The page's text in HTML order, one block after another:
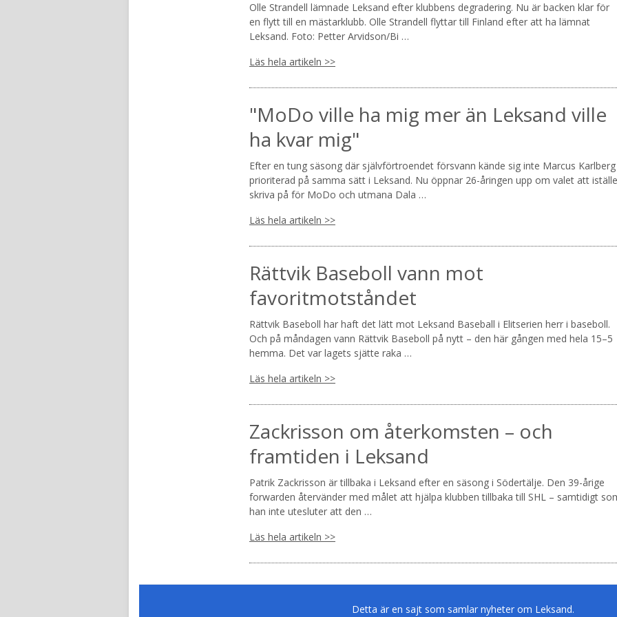
Olle Strandell lämnade Leksand efter klubbens degradering. Nu är backen klar för
en flytt till en mästarklubb. Olle Strandell flyttar till Finland efter att ha lämnat
Leksand. Foto: Petter Arvidson/Bi …
Läs hela artikeln >>
"MoDo ville ha mig mer än Leksand ville
ha kvar mig"
Efter en tung säsong där självförtroendet försvann kände sig inte Marcus Karlberg
prioriterad på samma sätt i Leksand. Nu öppnar 26-åringen upp om valet att
skriva på för MoDo och utmana Dala …
Läs hela artikeln >>
Rättvik Baseboll vann mot
favoritmotståndet
Rättvik Baseboll har haft det lätt mot Leksand Baseball i Elitserien herr i baseboll.
Och på måndagen vann Rättvik Baseboll på nytt – den här gången med hela 15–5
hemma. Det var lagets sjätte raka …
Läs hela artikeln >>
Zackrisson om återkomsten – och
framtiden i Leksand
Patrik Zackrisson är tillbaka i Leksand efter en säsong i Södertälje. Den 39-årige
forwarden återvänder med målet att hjälpa klubben tillbaka till SHL – samtidigt
han inte utesluter att den …
Läs hela artikeln >>
Detta är en sajt som samlar nyheter om Leksand.